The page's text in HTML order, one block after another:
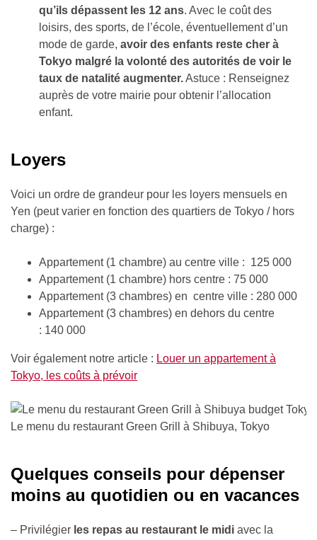
qu’ils dépassent les 12 ans. Avec le coût des
loisirs, des sports, de l’école, éventuellement d’un
mode de garde, avoir des enfants reste cher à
Tokyo malgré la volonté des autorités de voir le
taux de natalité augmenter.Astuce : Renseignez
auprès de votre mairie pour obtenir l’allocation
enfant.
Loyers
Voici un ordre de grandeur pour les loyers mensuels en
Yen (peut varier en fonction des quartiers de Tokyo / hors
charge) :
Appartement (1 chambre) au centre ville : 125 000
Appartement (1 chambre) hors centre : 75 000
Appartement (3 chambres) en centre ville : 280 000
Appartement (3 chambres) en dehors du centre
: 140 000
Voir également notre article : Louer un appartement à
Tokyo, les coûts à prévoir
Le menu du restaurant Green Grill à Shibuya, Tokyo
Quelques conseils pour dépenser
moins au quotidien ou en vacances
– Privilégier les repas au restaurant le midi avec la